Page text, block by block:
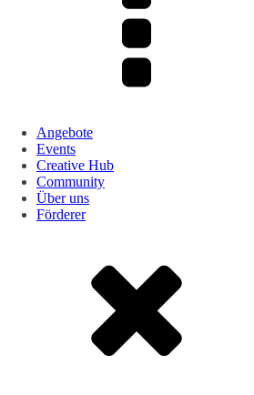
Angebote
Events
Creative Hub
Community
Über uns
Förderer